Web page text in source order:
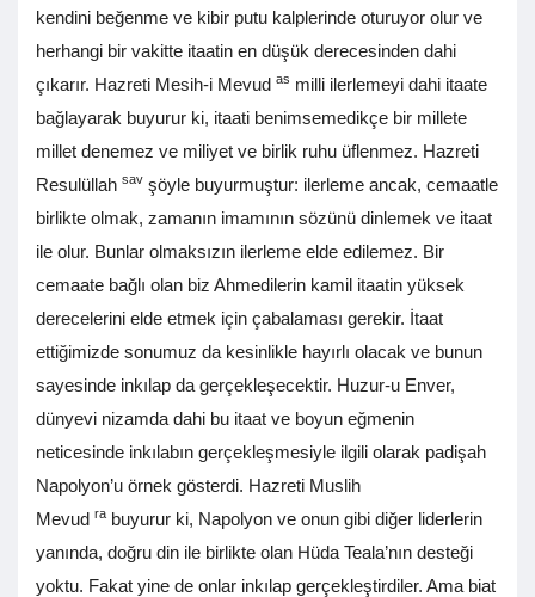
kendini beğenme ve kibir putu kalplerinde oturuyor olur ve
herhangi bir vakitte itaatin en düşük derecesinden dahi
çıkarır. Hazreti Mesih-i Mevud as milli ilerlemeyi dahi itaate
bağlayarak buyurur ki, itaati benimsemedikçe bir millete
millet denemez ve miliyet ve birlik ruhu üflenmez. Hazreti
Resulüllah sav şöyle buyurmuştur: ilerleme ancak, cemaatle
birlikte olmak, zamanın imamının sözünü dinlemek ve itaat
ile olur. Bunlar olmaksızın ilerleme elde edilemez. Bir
cemaate bağlı olan biz Ahmedilerin kamil itaatin yüksek
derecelerini elde etmek için çabalaması gerekir. İtaat
ettiğimizde sonumuz da kesinlikle hayırlı olacak ve bunun
sayesinde inkılap da gerçekleşecektir. Huzur-u Enver,
dünyevi nizamda dahi bu itaat ve boyun eğmenin
neticesinde inkılabın gerçekleşmesiyle ilgili olarak padişah
Napolyon’u örnek gösterdi. Hazreti Muslih
Mevud ra buyurur ki, Napolyon ve onun gibi diğer liderlerin
yanında, doğru din ile birlikte olan Hüda Teala’nın desteği
yoktu. Fakat yine de onlar inkılap gerçekleştirdiler. Ama biat